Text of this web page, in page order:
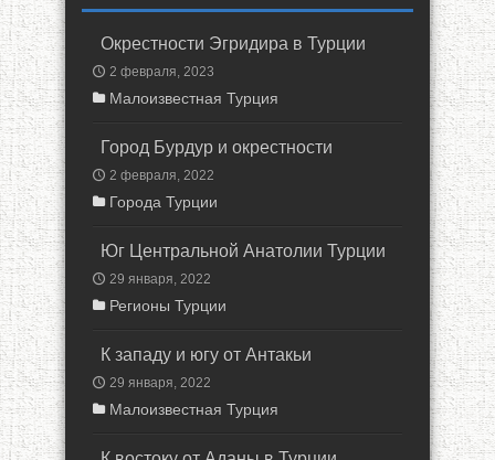
Окрестности Эгридира в Турции
2 февраля, 2023
Малоизвестная Турция
Город Бурдур и окрестности
2 февраля, 2022
Города Турции
Юг Центральной Анатолии Турции
29 января, 2022
Регионы Турции
К западу и югу от Антакьи
29 января, 2022
Малоизвестная Турция